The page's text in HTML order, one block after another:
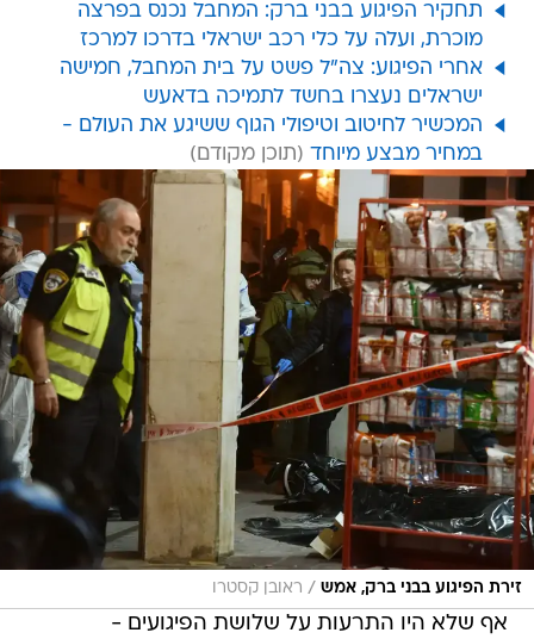
תחקיר הפיגוע בבני ברק: המחבל נכנס בפרצה
מוכרת, ועלה על כלי רכב ישראלי בדרכו למרכז
אחרי הפיגוע: צה"ל פשט על בית המחבל, חמישה
ישראלים נעצרו בחשד לתמיכה בדאעש
המכשיר לחיטוב וטיפולי הגוף ששיגע את העולם -
במחיר מבצע מיוחד
זירת הפיגוע בבני ברק, אמש / ראובן קסטרו
אף שלא היו התרעות על שלושת הפיגועים -